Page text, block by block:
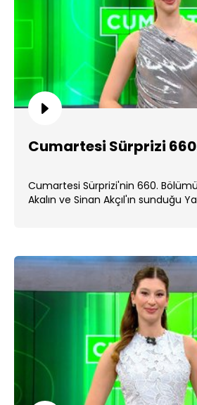
Cumartesi Sürprizi
Cumartesi Sürprizi'nin 660.
Akalın ve Sinan Akçıl'ın sunduğu